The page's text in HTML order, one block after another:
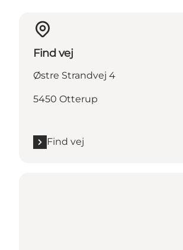
Find vej
Østre Strandvej 4
5450 Otterup
Find vej